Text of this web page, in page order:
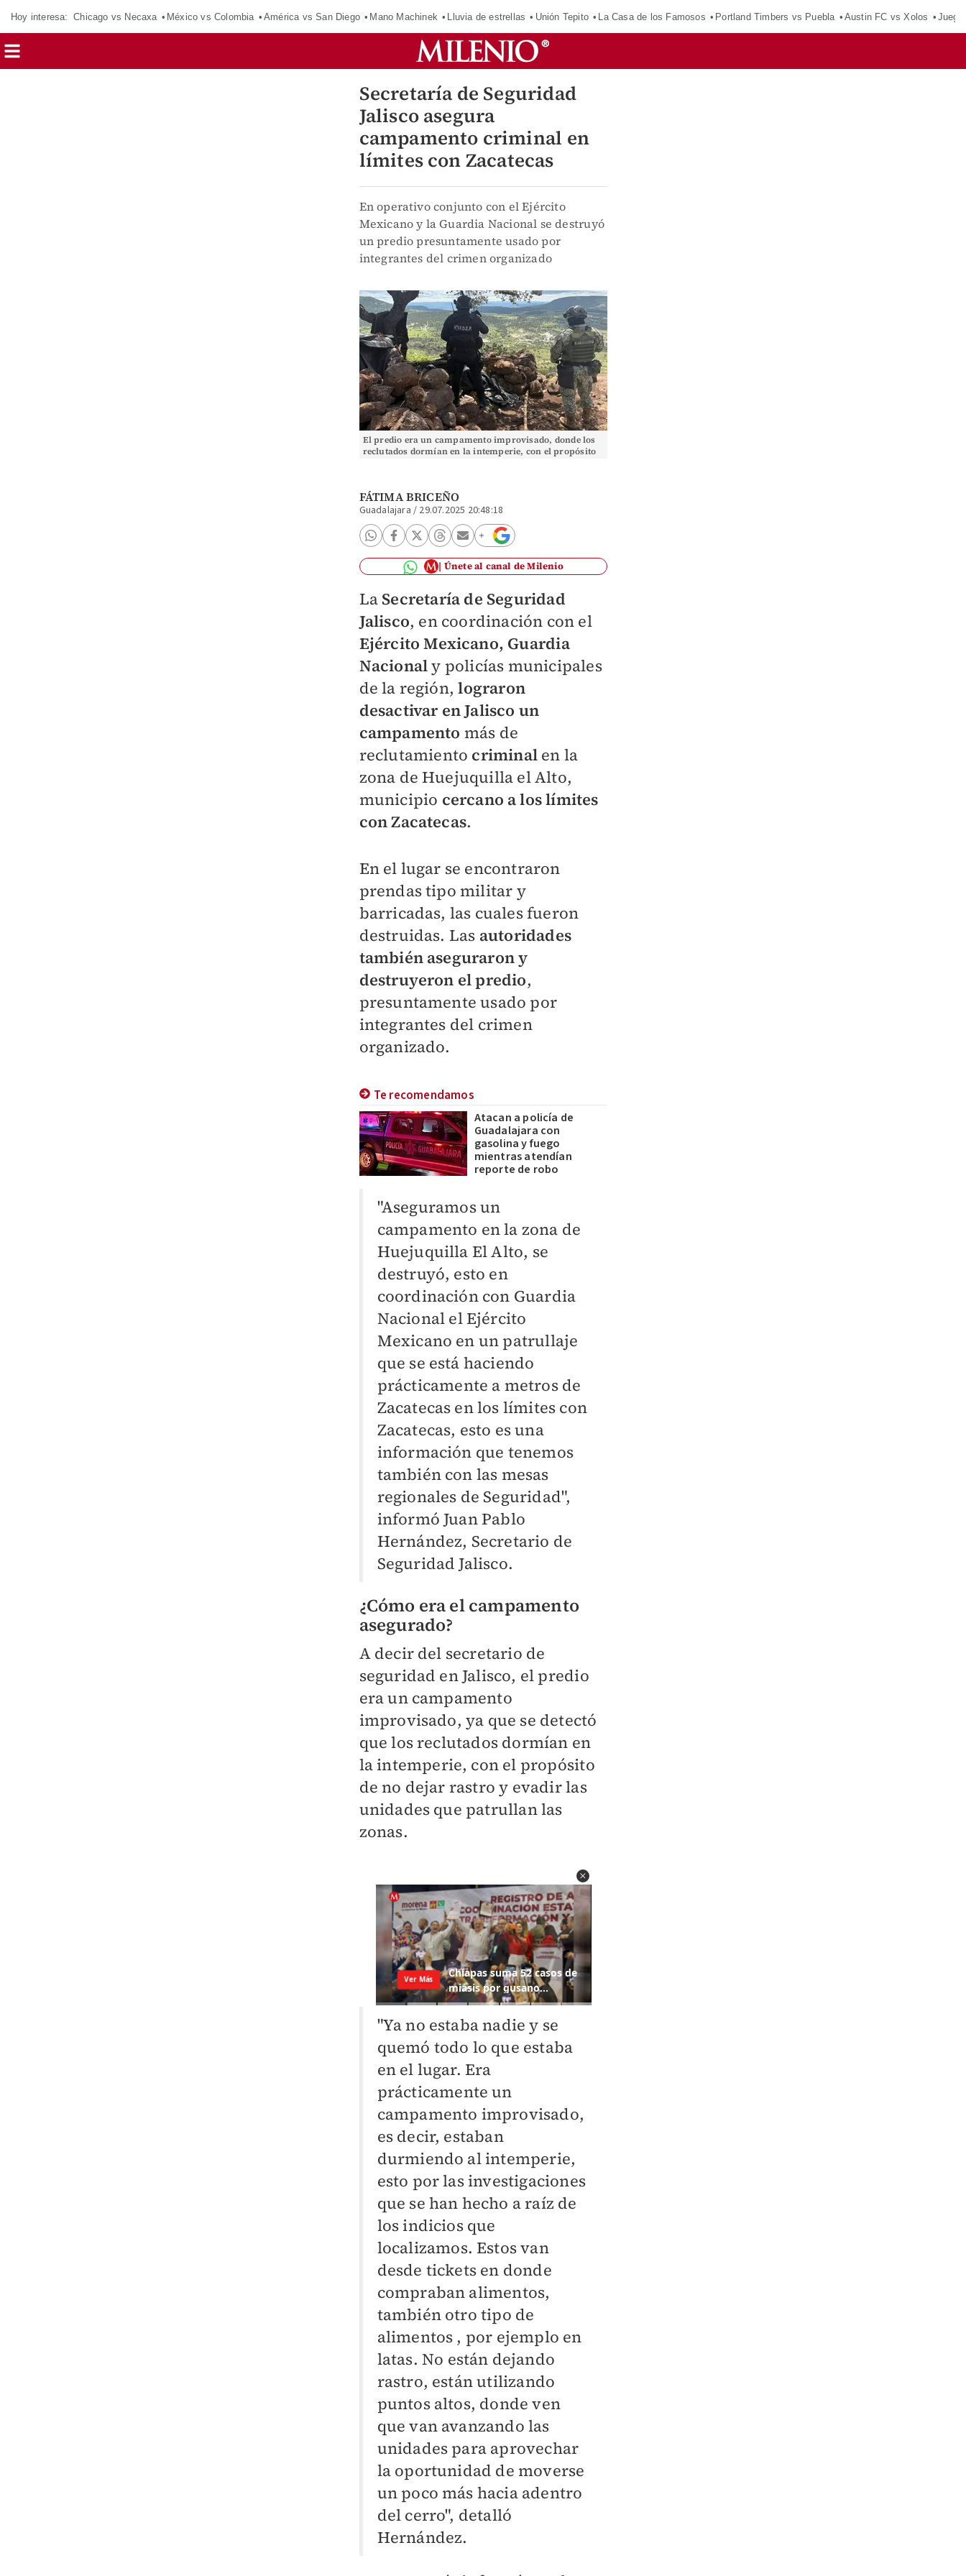
Hoy interesa: Chicago vs Necaxa México vs Colombia América vs San Diego Mano Machinek Lluvia de estrellas Unión Tepito La Casa de los Famosos Portland Timbers vs Puebla Austin FC vs Xolos
Secretaría de Seguridad
Jalisco asegura
campamento criminal en
límites con Zacatecas
En operativo conjunto con el Ejército
Mexicano y la Guardia Nacional se destruyó
un predio presuntamente usado por
integrantes del crimen organizado
El predio era un campamento improvisado, donde los
reclutados dormían en la intemperie, con el propósito
FÁTIMA BRICEÑO
Guadalajara / 29.07.2025 20:48:18
Únete al canal de Milenio
La Secretaría de Seguridad
Jalisco, en coordinación con el
Ejército Mexicano, Guardia
Nacionaly policías municipales
de la región,lograron
desactivar en Jalisco un
campamento más de
reclutamiento criminal en la
zona de Huejuquilla el Alto,
municipio cercano a los límites
con Zacatecas.
En el lugar se encontraron
prendas tipo militar y
barricadas, las cuales fueron
destruidas. Las autoridades
también aseguraron y
destruyeron el predio,
presuntamente usado por
integrantes del crimen
organizado.
Te recomendamos
Atacan a policía de
Guadalajara con
gasolina y fuego
mientras atendían
reporte de robo
"Aseguramos un
campamento en la zona de
Huejuquilla El Alto, se
destruyó, esto en
coordinación con Guardia
Nacional el Ejército
Mexicano en un patrullaje
que se está haciendo
prácticamente a metros de
Zacatecas en los límites con
Zacatecas, esto es una
información que tenemos
también con las mesas
regionales de Seguridad",
informó Juan Pablo
Hernández, Secretario de
Seguridad Jalisco.
¿Cómo era el campamento
asegurado?
A decir del secretario de
seguridad en Jalisco, el predio
era un campamento
improvisado, ya que se detectó
que los reclutados dormían en
la intemperie, con el propósito
de no dejar rastro y evadir las
unidades que patrullan las
zonas.
"Ya no estaba nadie y se
quemó todo lo que estaba
en el lugar. Era
prácticamente un
campamento improvisado,
es decir, estaban
durmiendo al intemperie,
esto por las investigaciones
que se han hecho a raíz de
los indicios que
localizamos. Estos van
desde tickets en donde
compraban alimentos,
también otro tipo de
alimentos , por ejemplo en
latas. No están dejando
rastro, están utilizando
puntos altos, donde ven
que van avanzando las
unidades para aprovechar
la oportunidad de moverse
un poco más hacia adentro
del cerro", detalló
Hernández.